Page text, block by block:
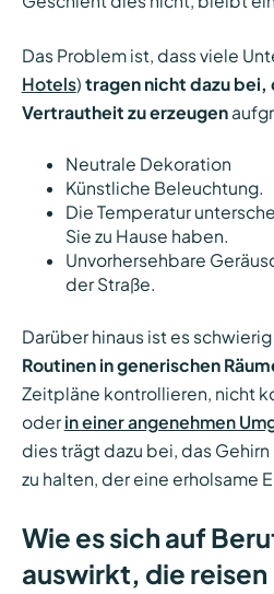
Das Problem ist, dass viele
Hotels) tragen nicht dazu bei,
Vertrautheit zu erzeugen
Neutrale Dekoration
Künstliche Beleuchtung.
Die Temperatur
Sie zu Hause haben.
Unvorhersehbare
der Straße.
Darüber hinaus ist es
Routinen in generischen
Zeitpläne kontrollieren, nicht
oder in einer angenehmen
dies trägt dazu bei, das
zu halten, der eine erholsame
Wie es sich auf
auswirkt, die reisen